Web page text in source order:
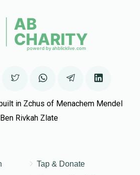
in Zchus of Menachem Mendel
Ben Rivkah Zlate
Tap & Donate